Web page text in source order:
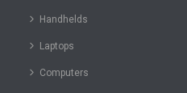
Handhelds
Laptops
Computers